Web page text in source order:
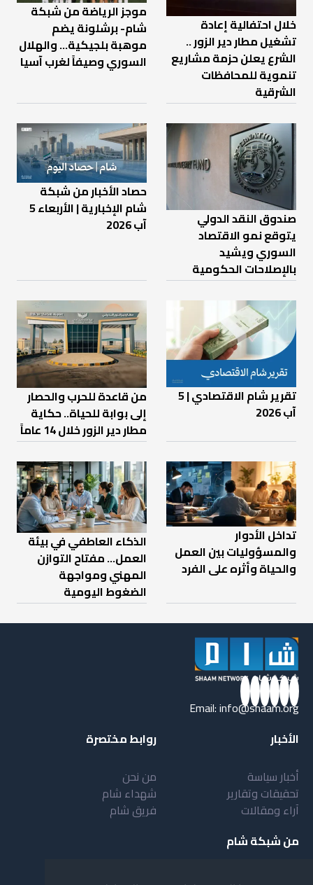
خلال احتفالية إعادة
تشغيل مطار دير الزور ..
الشرع يعلن حزمة مشاريع
تنموية للمحافظات
الشرقية
موجز الرياضة من شبكة
شام- برشلونة يضم
موهبة بلجيكية... والهلال
السوري وصيفاً لغرب آسيا
صندوق النقد الدولي
يتوقع نمو الاقتصاد
السوري ويشيد
بالإصلاحات الحكومية
حصاد الأخبار من شبكة
شام الإخبارية | الأربعاء 5
آب 2026
تقرير شام الاقتصادي | 5
آب 2026
من قاعدة للحرب والحصار
إلى بوابة للحياة.. حكاية
مطار دير الزور خلال 14 عاماً
تداخل الأدوار
والمسؤوليات بين العمل
والحياة وأثره على الفرد
الذكاء العاطفي في بيئة
العمل… مفتاح التوازن
المهني ومواجهة
الضغوط اليومية
Email:info@shaam.org
الأخبار
أخبار سياسة
تحقيقات وتقارير
آراء ومقالات
روابط مختصرة
من نحن
شهداء شام
فريق شام
من شبكة شام
أهداف شبكة شام
بنية شبكة شام